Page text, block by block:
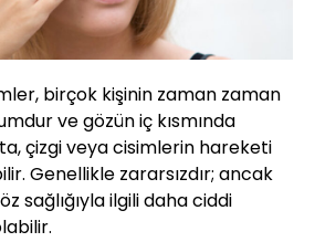
birçok kişinin zaman zaman
ve gözün iç kısmında
çizgi veya cisimlerin hareketi
Genellikle zararsızdır; ancak
sağlığıyla ilgili daha ciddi